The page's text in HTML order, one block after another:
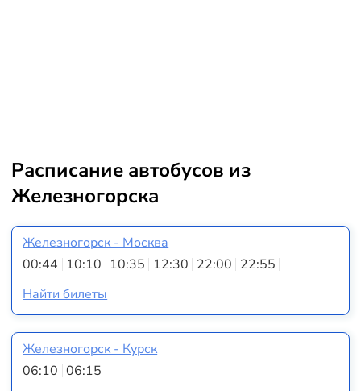
Расписание автобусов из
Железногорска
Железногорск - Москва
00:44 10:10 10:35 12:30 22:00 22:55
Найти билеты
Железногорск - Курск
06:10 06:15